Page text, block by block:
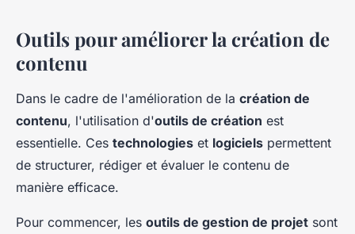
Outils pour améliorer la création de
contenu
Dans le cadre de l'amélioration de la création de
contenu, l'utilisation d'outils de création est
essentielle. Ces technologies et logiciels permettent
de structurer, rédiger et évaluer le contenu de
manière efficace.
Pour commencer, les outils de gestion de projet sont